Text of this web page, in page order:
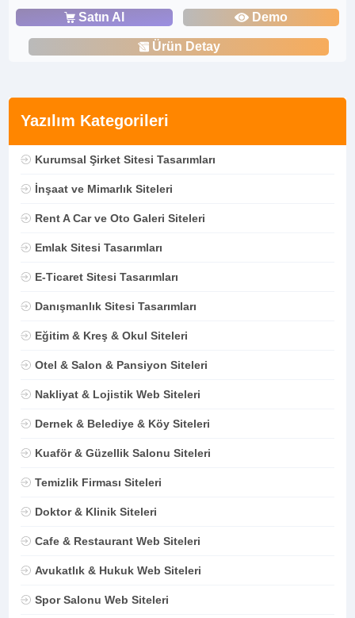
Yazılım Kategorileri
Kurumsal Şirket Sitesi Tasarımları
İnşaat ve Mimarlık Siteleri
Rent A Car ve Oto Galeri Siteleri
Emlak Sitesi Tasarımları
E-Ticaret Sitesi Tasarımları
Danışmanlık Sitesi Tasarımları
Eğitim & Kreş & Okul Siteleri
Otel & Salon & Pansiyon Siteleri
Nakliyat & Lojistik Web Siteleri
Dernek & Belediye & Köy Siteleri
Kuaför & Güzellik Salonu Siteleri
Temizlik Firması Siteleri
Doktor & Klinik Siteleri
Cafe & Restaurant Web Siteleri
Avukatlık & Hukuk Web Siteleri
Spor Salonu Web Siteleri
Satın Al Demo
Ürün Detay